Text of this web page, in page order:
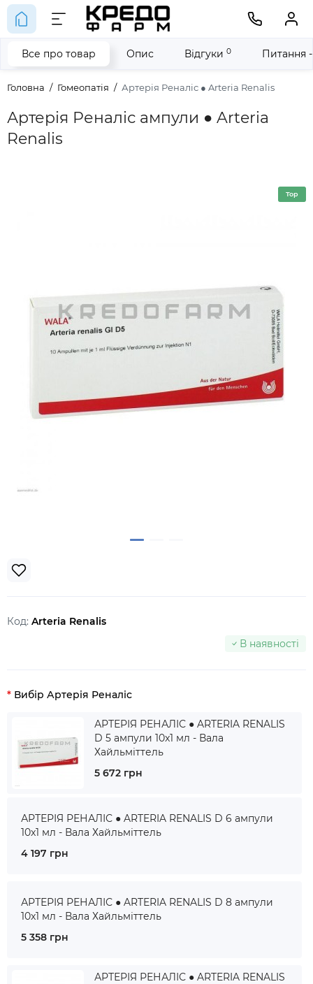
Головна Гомеопатія Артерія Реналіс ● Arteria Renalis
Артерія Реналіс ампули ● Arteria
Renalis
Все про товар Опис Відгуки 0 Питання
Top
Код: Arteria Renalis
В наявності
Вибір Артерія Реналіс
АРТЕРІЯ РЕНАЛІС ● ARTERIA RENALIS
D 5 ампули 10x1 мл - Вала
Хайльміттель
5 672 грн
АРТЕРІЯ РЕНАЛІС ● ARTERIA RENALIS D 6 ампули
10x1 мл - Вала Хайльміттель
4 197 грн
АРТЕРІЯ РЕНАЛІС ● ARTERIA RENALIS D 8 ампули
10x1 мл - Вала Хайльміттель
5 358 грн
АРТЕРІЯ РЕНАЛІС ● ARTERIA RENALIS